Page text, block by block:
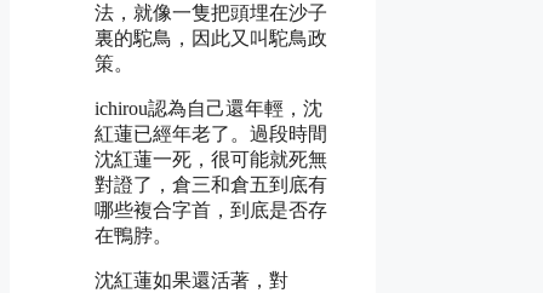
法，就像一隻把頭埋在沙子
裏的駝鳥，因此又叫駝鳥政
策。
ichirou認為自己還年輕，沈
紅蓮已經年老了。過段時間
沈紅蓮一死，很可能就死無
對證了，倉三和倉五到底有
哪些複合字首，到底是否存
在鴨脖。
沈紅蓮如果還活著，對